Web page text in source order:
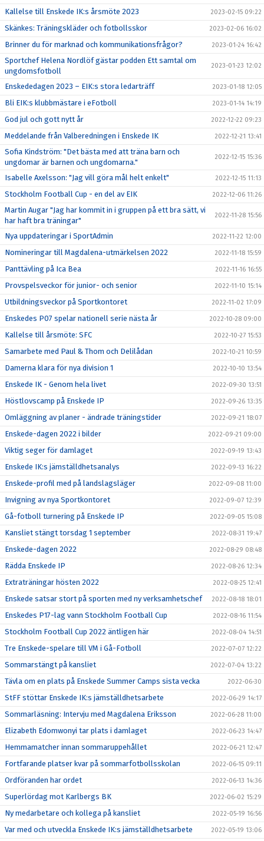
Kallelse till Enskede IK:s årsmöte 2023 2023-02-15 09:22
Skänkes: Träningskläder och fotbollsskor 2023-02-06 16:02
Brinner du för marknad och kommunikationsfrågor? 2023-01-24 16:42
Sportchef Helena Nordlöf gästar podden Ett samtal om
ungdomsfotboll
2023-01-23 12:02
Enskededagen 2023 – EIK:s stora ledarträff 2023-01-18 12:05
Bli EIK:s klubbmästare i eFotboll 2023-01-14 14:19
God jul och gott nytt år 2022-12-22 09:23
Meddelande från Valberedningen i Enskede IK 2022-12-21 13:41
Sofia Kindström: "Det bästa med att träna barn och
ungdomar är barnen och ungdomarna."
2022-12-15 15:36
Isabelle Axelsson: "Jag vill göra mål helt enkelt" 2022-12-15 11:13
Stockholm Football Cup - en del av EIK 2022-12-06 11:26
Martin Augar "Jag har kommit in i gruppen på ett bra sätt, vi
har haft bra träningar"
2022-11-28 15:56
Nya uppdateringar i SportAdmin 2022-11-22 12:00
Nomineringar till Magdalena-utmärkelsen 2022 2022-11-18 15:59
Panttävling på Ica Bea 2022-11-16 16:55
Provspelsveckor för junior- och senior 2022-11-10 15:14
Utbildningsveckor på Sportkontoret 2022-11-02 17:09
Enskedes P07 spelar nationell serie nästa år 2022-10-28 09:00
Kallelse till årsmöte: SFC 2022-10-27 15:53
Samarbete med Paul & Thom och Delilådan 2022-10-21 10:59
Damerna klara för nya division 1 2022-10-10 13:54
Enskede IK - Genom hela livet 2022-09-30 13:51
Höstlovscamp på Enskede IP 2022-09-26 13:35
Omläggning av planer - ändrade träningstider 2022-09-21 18:07
Enskede-dagen 2022 i bilder 2022-09-21 09:00
Viktig seger för damlaget 2022-09-19 13:43
Enskede IK:s jämställdhetsanalys 2022-09-13 16:22
Enskede-profil med på landslagsläger 2022-09-08 11:00
Invigning av nya Sportkontoret 2022-09-07 12:39
Gå-fotboll turnering på Enskede IP 2022-09-05 15:08
Kansliet stängt torsdag 1 september 2022-08-31 19:47
Enskede-dagen 2022 2022-08-29 08:48
Rädda Enskede IP 2022-08-26 12:34
Extraträningar hösten 2022 2022-08-25 12:41
Enskede satsar stort på sporten med ny verksamhetschef 2022-08-18 18:01
Enskedes P17-lag vann Stockholm Football Cup 2022-08-16 11:54
Stockholm Football Cup 2022 äntligen här 2022-08-04 14:51
Tre Enskede-spelare till VM i Gå-Fotboll 2022-07-07 12:22
Sommarstängt på kansliet 2022-07-04 13:22
Tävla om en plats på Enskede Summer Camps sista vecka 2022-06-30
StFF stöttar Enskede IK:s jämställdhetsarbete 2022-06-29 14:17
Sommarläsning: Intervju med Magdalena Eriksson 2022-06-28 11:00
Elizabeth Edomwonyi tar plats i damlaget 2022-06-23 14:47
Hemmamatcher innan sommaruppehållet 2022-06-21 12:47
Fortfarande platser kvar på sommarfotbollsskolan 2022-06-15 09:11
Ordföranden har ordet 2022-06-13 14:36
Superlördag mot Karlbergs BK 2022-06-02 15:29
Ny medarbetare och kollega på kansliet 2022-05-19 16:56
Var med och utveckla Enskede IK:s jämställdhetsarbete 2022-05-19 13:06